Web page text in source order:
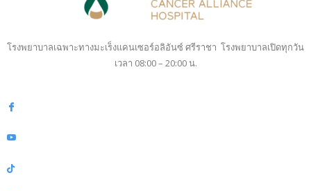
โรงพยาบาลเฉพาะทางมะเร็งแคนเซอร์อลิอันซ์ ศรีราชา โรงพยาบาลเปิดทุกวัน
เวลา 08:00 – 20:00 น.